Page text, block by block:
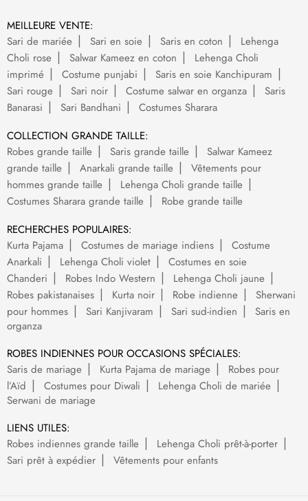
MEILLEURE VENTE:
Sari de mariée
Sari en soie Saris en coton
Lehenga
Choli rose
Salwar Kameez en coton
Lehenga Choli
imprimé
Costume punjabi
Saris en soie Kanchipuram
Sari rouge
Sari noir Costume salwar en organza
Saris
Banarasi
Sari Bandhani
Costumes Sharara
COLLECTION GRANDE TAILLE:
Robes grande taille
Saris grande taille
Salwar Kameez
grande taille
Anarkali grande taille
Vêtements pour
hommes grande taille
Lehenga Choli grande taille
Costumes Sharara grande taille
Robe grande taille
RECHERCHES POPULAIRES:
Kurta Pajama
Costumes de mariage indiens
Costume
Anarkali
Lehenga Choli violet
Costumes en soie
Chanderi
Robes Indo Western
Lehenga Choli jaune
Robes pakistanaises
Kurta noir Robe indienne
Sherwani
pour hommes
Sari Kanjivaram Sari sud-indien
Saris en
organza
ROBES INDIENNES POUR OCCASIONS SPÉCIALES:
Saris de mariage
Kurta Pajama de mariage
Robes pour
l’Aïd
Costumes pour Diwali
Lehenga Choli de mariée
Serwani de mariage
LIENS UTILES:
Robes indiennes grande taille
Lehenga Choli prêt-à-porter
Sari prêt à expédier
Vêtements pour enfants